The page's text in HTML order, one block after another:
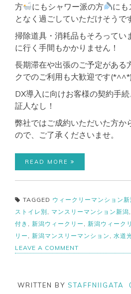
方
にもシャワー派の方
にも
となく過ごしていただけそうで
掃除道具・消耗品もそろってい
に行く手間もかかりません！
長期滞在や出張のご予定がある
クでのご利用も大歓迎です(*^^*)
DX導入に向けお客様の契約手
証人なし！
弊社ではご成約いただいた方か
ので、ご了承くださいませ。
READ MORE
TAGGED ウィークリーマンション新
ストイレ別
マンスリーマンション新潟
付き
新潟ウィークリー 新潟ウィーク
リー
新潟マンスリーマンション 水道
LEAVE A COMMENT
新
区
WRITTEN BY STAFFNIIGATA